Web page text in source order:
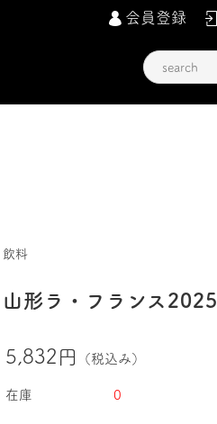
会員登録
飲料
山形ラ・フランス2025
5,832円 （税込み）
在庫 0